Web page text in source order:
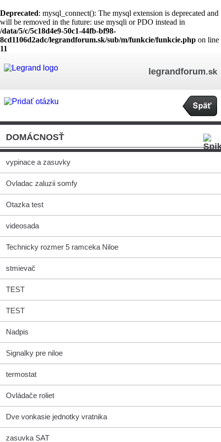
Deprecated: mysql_connect(): The mysql extension is deprecated and
will be removed in the future: use mysqli or PDO instead in
/data/5/c/5c18d4e9-50c1-44fb-bf98-
8cd1106d2adc/legrandforum.sk/sub/m/funkcie/funkcie.php on line
11
legrandforum.sk
DOMÁCNOSŤ
vypinace a zasuvky
Ovladac zaluzii somfy
Otazka test
videosada
Technicky rozmer 5 ramceka Niloe
stmievač
TEST
TEST
Nadpis
Signalky pre niloe
termostat
Ovládače roliet
Dve vonkasie jednotky vratnika
zasuvka SAT